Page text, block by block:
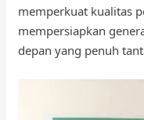
memperkuat kualitas
mempersiapkan
depan yang penuh